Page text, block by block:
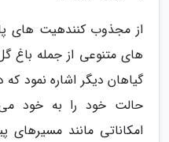
از مجذوب کنندهیت های
های متنوعی از جمله باغ
گیاهان دیگر اشاره نمود که
حالت خود را به خود می
امکاناتی مانند